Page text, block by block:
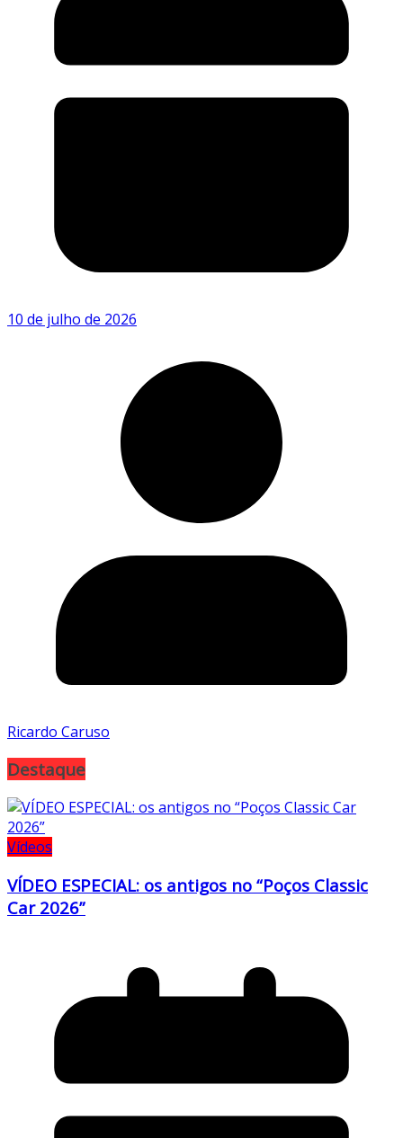
10 de julho de 2026
Ricardo Caruso
Destaque
Vídeos
VÍDEO ESPECIAL: os antigos no “Poços Classic
Car 2026”